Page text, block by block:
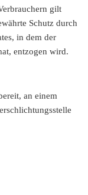
gilt
Schutz durch
in dem der
entzogen wird.
an einem